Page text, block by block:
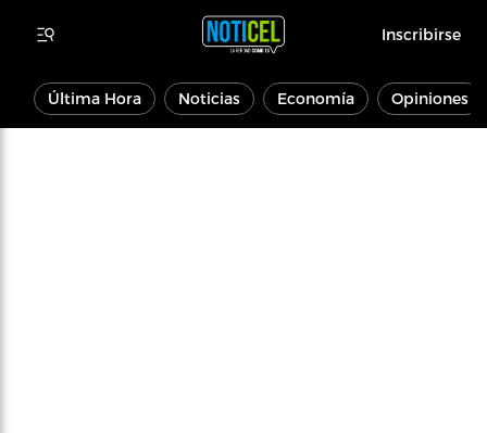
Inscribirse
Última Hora Noticias Economía Opiniones